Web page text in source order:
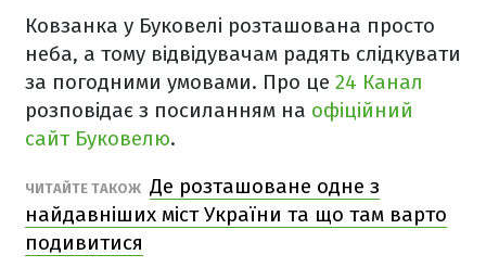
Ковзанка у Буковелі розташована просто
неба, а тому відвідувачам радять слідкувати
за погодними умовами. Про це 24 Канал
розповідає з посиланням на офіційний
сайт Буковелю.
ЧИТАЙТЕ ТАКОЖ Де розташоване одне з
найдавніших міст України та що там варто
подивитися